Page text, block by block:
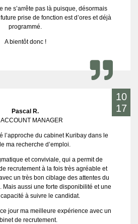
ne s’arrête pas là puisque, désormais
prise de fonction est d’ores et déjà
programmé.
A bientôt donc !
10
17
Pascal R.
ACCOUNT MANAGER
l’approche du cabinet Kuribay dans le
ma recherche d’emploi.
et conviviale, qui a permit de
recrutement à la fois très agréable et
un très bon ciblage des attentes du
Mais aussi une forte disponibilité et une
à suivre le candidat.
jour ma meilleure expérience avec un
de recrutement.